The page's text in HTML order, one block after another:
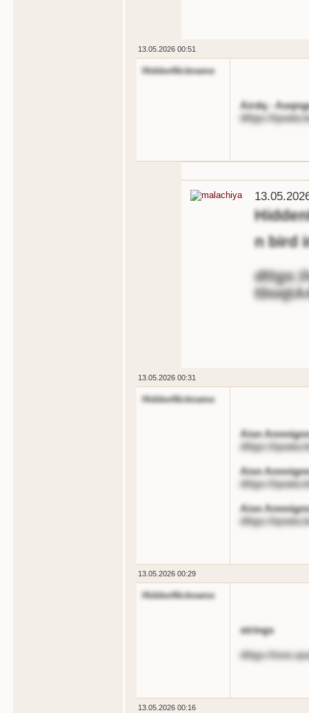
13.05.2026 00:51
HiddenNickname
Airdq -
dttgs://
n bird
13.05.2026 00:31
HiddenNickname
Aisn
dttgs://
Aisn
dttgs://
Aisn
dttgs://
13.05.2026 00:29
HiddenNickname
strings
dttgs://
13.05.2026 00:16